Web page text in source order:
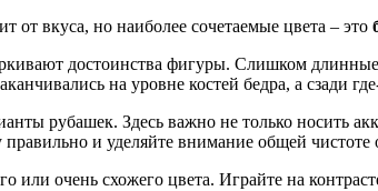
вкуса, но наиболее сочетаемые цвета – это
достоинства фигуры. Слишком
на уровне костей бедра, а сзади
рубашек. Здесь важно не только
и уделяйте внимание общей
или очень схожего цвета. Играйте на